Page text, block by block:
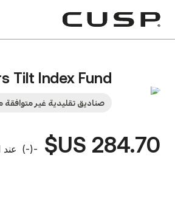
Tilt Index Fund
صناديق تقليدية غير متوافقة
284.70 US$
-
(
-
) عند